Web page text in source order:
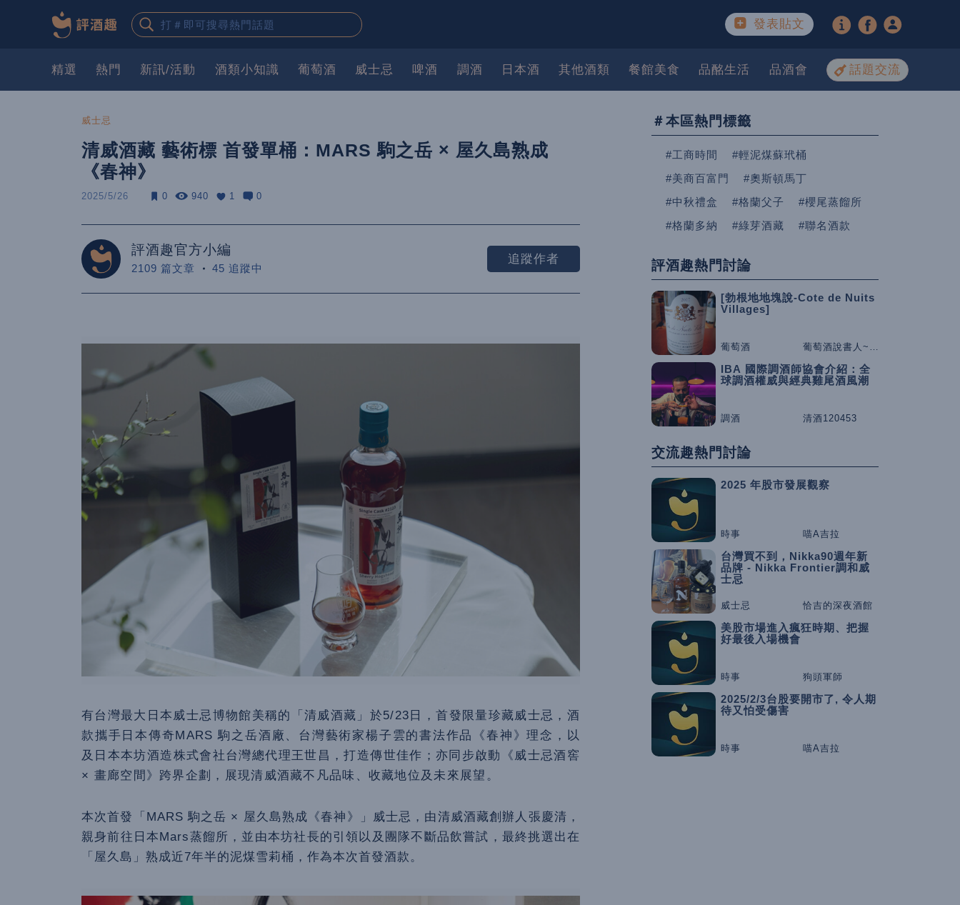
發表貼文
精選 熱門 新訊/活動 酒類小知識 葡萄酒 威士忌 啤酒 調酒 日本酒 其他酒類 餐館美食 品酩生活 品酒會 話題交流
威士忌
清威酒藏 藝術標 首發單桶：MARS 駒之岳 × 屋久島熟成
《春神》
2025/5/26 0 940 1 0
評酒趣官方小編
2109 篇文章 45 追蹤中
追蹤作者
有台灣最大日本威士忌博物館美稱的「清威酒藏」於5/23日，首發限量珍藏威士忌，酒
款攜手日本傳奇MARS 駒之岳酒廠、台灣藝術家楊子雲的書法作品《春神》理念，以
及日本本坊酒造株式會社台灣總代理王世昌，打造傳世佳作；亦同步啟動《威士忌酒窖
× 畫廊空間》跨界企劃，展現清威酒藏不凡品味、收藏地位及未來展望。
本次首發「MARS 駒之岳 × 屋久島熟成《春神》」威士忌，由清威酒藏創辦人張慶清，
親身前往日本Mars蒸餾所，並由本坊社長的引領以及團隊不斷品飲嘗試，最終挑選出在
「屋久島」熟成近7年半的泥煤雪莉桶，作為本次首發酒款。
＃本區熱門標籤
#工商時間
#輕泥煤蘇玳桶
#美商百富門
#奧斯頓馬丁
#中秋禮盒
#格蘭父子
#櫻尾蒸餾所
#格蘭多納
#綠芽酒藏 #聯名酒款
評酒趣熱門討論
[勃根地地塊說-Cote de Nuits
Villages]
葡萄酒 葡萄酒說書人~咕嚕桑
IBA 國際調酒師協會介紹：全
球調酒權威與經典雞尾酒風潮
調酒 清酒120453
交流趣熱門討論
2025 年股市發展觀察
時事 喵A吉拉
台灣買不到，Nikka90週年新
品牌 - Nikka Frontier調和威
士忌
威士忌 恰吉的深夜酒館
美股市場進入瘋狂時期、把握
好最後入場機會
時事 狗頭軍師
2025/2/3台股要開市了, 令人期
待又怕受傷害
時事 喵A吉拉